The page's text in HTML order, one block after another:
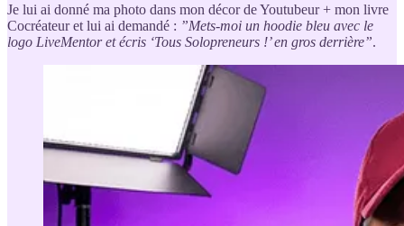
Je lui ai donné ma photo dans mon décor de Youtubeur + mon livre
Cocréateur et lui ai demandé : ”Mets-moi un hoodie bleu avec le
logo LiveMentor et écris ‘Tous Solopreneurs !’ en gros derrière”.